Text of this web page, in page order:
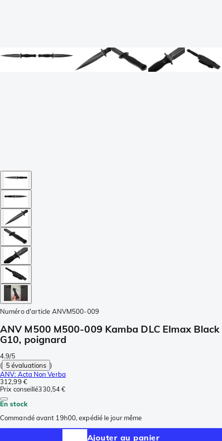
Numéro d'article ANVM500-009
ANV M500 M500-009 Kamba DLC Elmax Black
G10, poignard
4.9/5
( 5 évaluations )
ANV: Acta Non Verba
312,99 €
Prix conseillé330,54 €
En stock
Commandé avant 19h00, expédié le jour même
Ajouter au panier